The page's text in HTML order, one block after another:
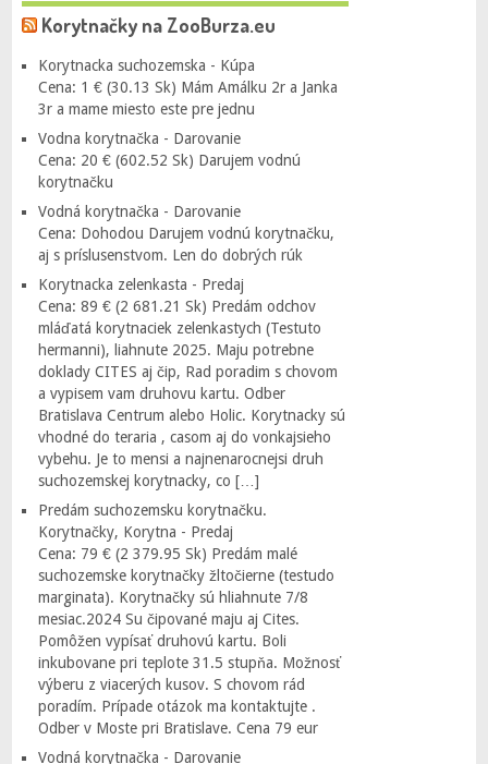
Korytnačky na ZooBurza.eu
Korytnacka suchozemska - Kúpa
Cena: 1 € (30.13 Sk) Mám Amálku 2r a Janka
3r a mame miesto este pre jednu
Vodna korytnačka - Darovanie
Cena: 20 € (602.52 Sk) Darujem vodnú
korytnačku
Vodná korytnačka - Darovanie
Cena: Dohodou Darujem vodnú korytnačku,
aj s príslusenstvom. Len do dobrých rúk
Korytnacka zelenkasta - Predaj
Cena: 89 € (2 681.21 Sk) Predám odchov
mláďatá korytnaciek zelenkastych (Testuto
hermanni), liahnute 2025. Maju potrebne
doklady CITES aj čip, Rad poradim s chovom
a vypisem vam druhovu kartu. Odber
Bratislava Centrum alebo Holic. Korytnacky sú
vhodné do teraria , casom aj do vonkajsieho
vybehu. Je to mensi a najnenarocnejsi druh
suchozemskej korytnacky, co […]
Predám suchozemsku korytnačku.
Korytnačky, Korytna - Predaj
Cena: 79 € (2 379.95 Sk) Predám malé
suchozemske korytnačky žltočierne (testudo
marginata). Korytnačky sú hliahnute 7/8
mesiac.2024 Su čipované maju aj Cites.
Pomôžen vypísať druhovú kartu. Boli
inkubovane pri teplote 31.5 stupňa. Možnosť
výberu z viacerých kusov. S chovom rád
poradím. Prípade otázok ma kontaktujte .
Odber v Moste pri Bratislave. Cena 79 eur
Vodná korytnačka - Darovanie